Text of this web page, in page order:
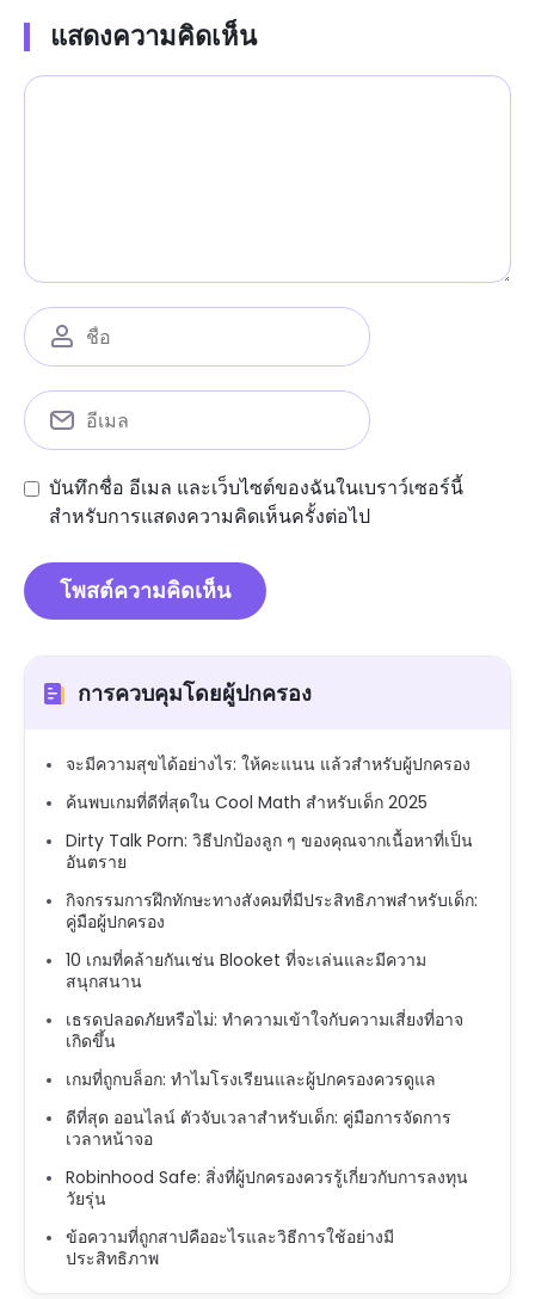
แสดงความคิดเห็น
บันทึกชื่อ อีเมล และเว็บไซต์ของฉันในเบราว์เซอร์นี้
สำหรับการแสดงความคิดเห็นครั้งต่อไป
การควบคุมโดยผู้ปกครอง
จะมีความสุขได้อย่างไร: ให้คะแนน แล้วสำหรับผู้ปกครอง
ค้นพบเกมที่ดีที่สุดใน Cool Math สำหรับเด็ก 2025
Dirty Talk Porn: วิธีปกป้องลูก ๆ ของคุณจากเนื้อหาที่เป็น
อันตราย
กิจกรรมการฝึกทักษะทางสังคมที่มีประสิทธิภาพสำหรับเด็ก:
คู่มือผู้ปกครอง
10 เกมที่คล้ายกันเช่น Blooket ที่จะเล่นและมีความ
สนุกสนาน
เธรดปลอดภัยหรือไม่: ทำความเข้าใจกับความเสี่ยงที่อาจ
เกิดขึ้น
เกมที่ถูกบล็อก: ทำไมโรงเรียนและผู้ปกครองควรดูแล
ดีที่สุด ออนไลน์ ตัวจับเวลาสำหรับเด็ก: คู่มือการจัดการ
เวลาหน้าจอ
Robinhood Safe: สิ่งที่ผู้ปกครองควรรู้เกี่ยวกับการลงทุน
วัยรุ่น
ข้อความที่ถูกสาปคืออะไรและวิธีการใช้อย่างมี
ประสิทธิภาพ